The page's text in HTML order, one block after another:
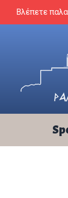
Βλέπετε